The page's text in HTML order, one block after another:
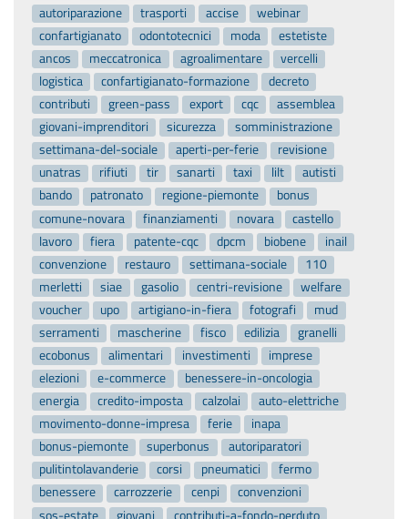
autoriparazione
trasporti accise
webinar
confartigianato
odontotecnici moda
estetiste
ancos
meccatronica agroalimentare
vercelli
logistica
confartigianato-formazione
decreto
contributi
green-pass export cqc
assemblea
giovani-imprenditori
sicurezza
somministrazione
settimana-del-sociale
aperti-per-ferie
revisione
unatras
rifiuti tir sanarti taxi lilt
autisti
bando
patronato regione-piemonte
bonus
comune-novara
finanziamenti novara
castello
lavoro
fiera patente-cqc dpcm biobene
inail
convenzione
restauro settimana-sociale
110
merletti
siae gasolio centri-revisione
welfare
voucher
upo artigiano-in-fiera fotografi
mud
serramenti
mascherine fisco edilizia
granelli
ecobonus
alimentari investimenti
imprese
elezioni
e-commerce
benessere-in-oncologia
energia
credito-imposta calzolai
auto-elettriche
movimento-donne-impresa
ferie
inapa
bonus-piemonte
superbonus
autoriparatori
pulitintolavanderie
corsi pneumatici
fermo
benessere
carrozzerie cenpi
convenzioni
sos-estate
giovani contributi-a-fondo-perduto